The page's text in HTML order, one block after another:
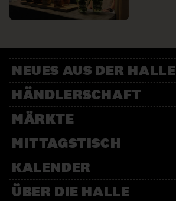
NEUES AUS DER HALLE
HÄNDLERSCHAFT
MÄRKTE
MITTAGSTISCH
KALENDER
ÜBER DIE HALLE